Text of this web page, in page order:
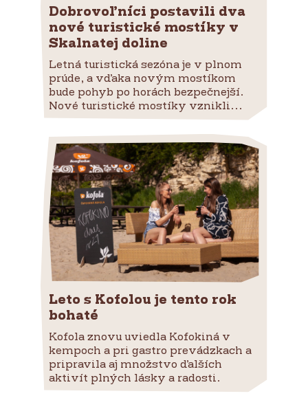
Dobrovoľníci postavili dva
nové turistické mostíky v
Skalnatej doline
Letná turistická sezóna je v plnom
prúde, a vďaka novým mostíkom
bude pohyb po horách bezpečnejší.
Nové turistické mostíky vznikli...
Leto s Kofolou je tento rok
bohaté
Kofola znovu uviedla Kofokiná v
kempoch a pri gastro prevádzkach a
pripravila aj množstvo ďalších
aktivít plných lásky a radosti.